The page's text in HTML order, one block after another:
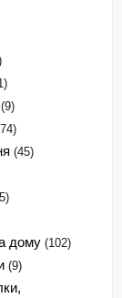
(9)
(45)
дому (102)
(9)